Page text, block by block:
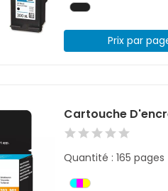
Prix par
Cartouche
Quantité : 165 pages